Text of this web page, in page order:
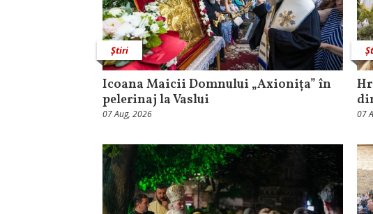
Știri
Icoana Maicii Domnului „Axionița” în
pelerinaj la Vaslui
07 Aug, 2026 07